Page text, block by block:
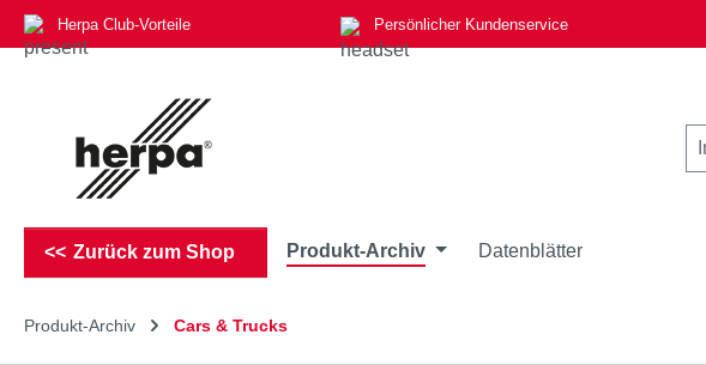
Hauptinhalt springen
Zur Suche springen
Zur Hauptnavigation springen
Herpa Club-Vorteile Persönlicher Kundenservice
Zurück zum Shop Produkt-Archiv Datenblätter
Produkt-Archiv Cars & Trucks